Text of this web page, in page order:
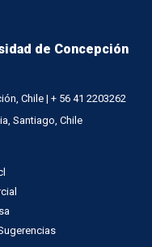
de Concepción
Chile | + 56 41 2203262
Santiago, Chile